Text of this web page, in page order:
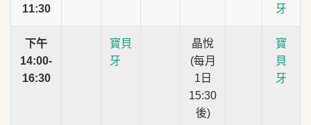
11:30
牙
下午
14:00-
16:30
寶貝
牙
晶悅
(每月
1日
15:30
後)
寶
貝
牙